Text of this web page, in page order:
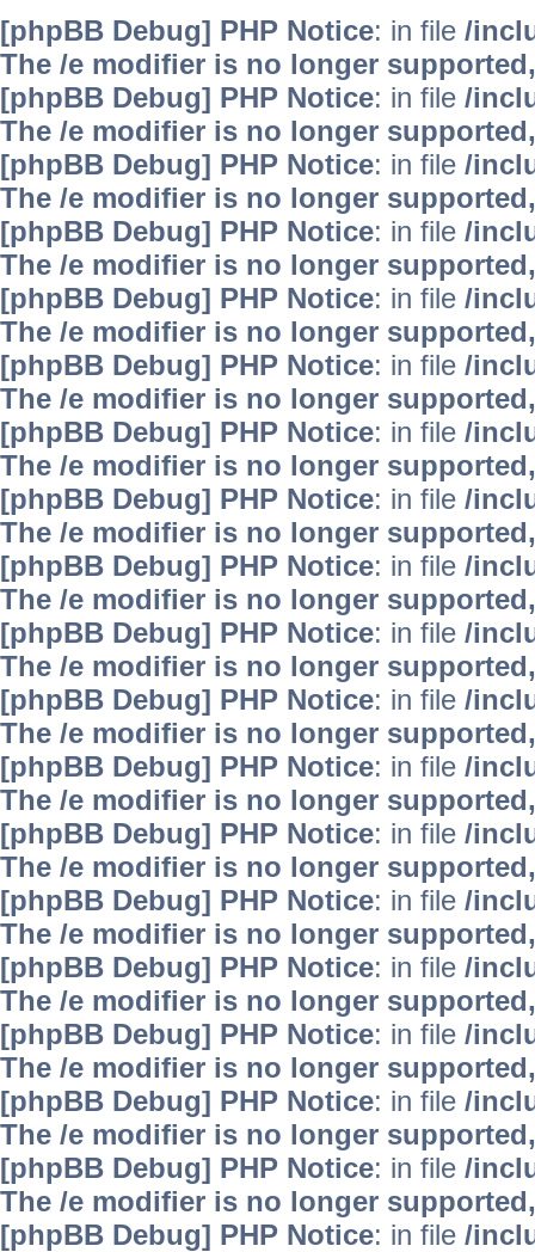
[phpBB Debug] PHP Notice: in file /
The /e modifier is no longer
[phpBB Debug] PHP Notice: in file /
The /e modifier is no longer
[phpBB Debug] PHP Notice: in file /
The /e modifier is no longer
[phpBB Debug] PHP Notice: in file /
The /e modifier is no longer
[phpBB Debug] PHP Notice: in file /
The /e modifier is no longer
[phpBB Debug] PHP Notice: in file /
The /e modifier is no longer
[phpBB Debug] PHP Notice: in file /
The /e modifier is no longer
[phpBB Debug] PHP Notice: in file /
The /e modifier is no longer
[phpBB Debug] PHP Notice: in file /
The /e modifier is no longer
[phpBB Debug] PHP Notice: in file /
The /e modifier is no longer
[phpBB Debug] PHP Notice: in file /
The /e modifier is no longer
[phpBB Debug] PHP Notice: in file /
The /e modifier is no longer
[phpBB Debug] PHP Notice: in file /
The /e modifier is no longer
[phpBB Debug] PHP Notice: in file /
The /e modifier is no longer
[phpBB Debug] PHP Notice: in file /
The /e modifier is no longer
[phpBB Debug] PHP Notice: in file /
The /e modifier is no longer
[phpBB Debug] PHP Notice: in file /
The /e modifier is no longer
[phpBB Debug] PHP Notice: in file /
The /e modifier is no longer
[phpBB Debug] PHP Notice: in file /